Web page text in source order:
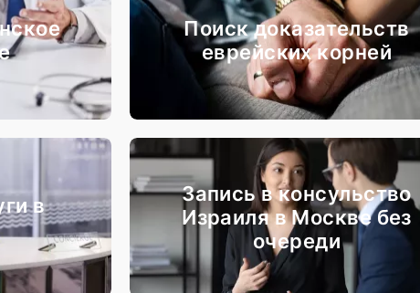
Поиск доказательств
еврейских корней
в
Запись в консульство
Израиля в Москве без
очереди